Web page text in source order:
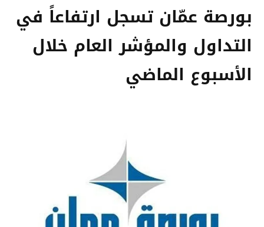
بورصة عمّان تسجل ارتفاعاً في
التداول والمؤشر العام خلال
الأسبوع الماضي